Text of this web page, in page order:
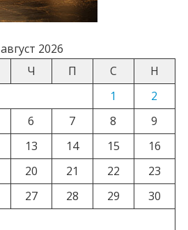
август 2026
Ч П С
Н
1
2
6 7 8
9
13 14 15
16
20 21 22
23
27 28 29
30